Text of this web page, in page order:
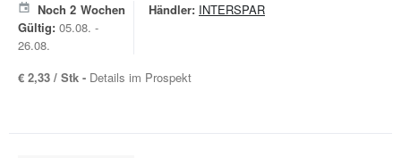
Noch 2 Wochen
Gültig: 05.08. -
26.08.
Händler: INTERSPAR
€ 2,33 / Stk - Details im Prospekt